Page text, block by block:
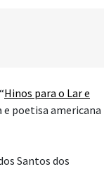
Hinos para o Lar e
poetisa americana
Santos dos